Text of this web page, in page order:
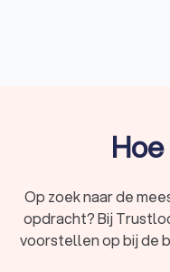
Dakpannen:
dakpannen:
dakpannen
algemeen
Kunststof dak:
zowel platte als
Op zoek naar de
opdracht? Bij
voorstellen op bij de